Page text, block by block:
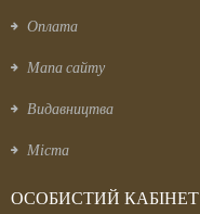
Оплата
Мапа сайту
Видавництва
Міста
ОСОБИСТИЙ КАБІНЕТ